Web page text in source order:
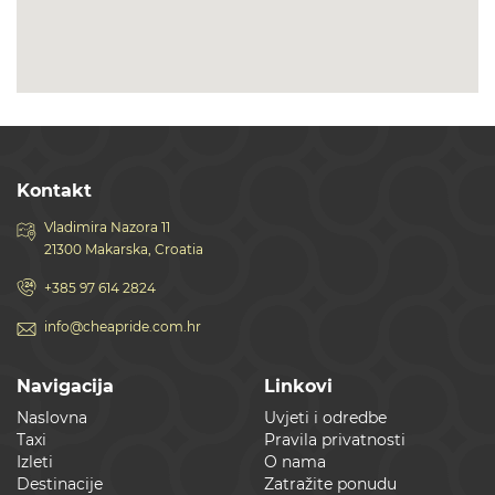
Kontakt
Vladimira Nazora 11
21300 Makarska, Croatia
+385 97 614 2824
info@cheapride.com.hr
Navigacija
Naslovna
Taxi
Izleti
Destinacije
Linkovi
Uvjeti i odredbe
Pravila privatnosti
O nama
Zatražite ponudu